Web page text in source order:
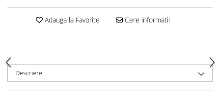
Adauga la Favorite Cere informatii
Descriere